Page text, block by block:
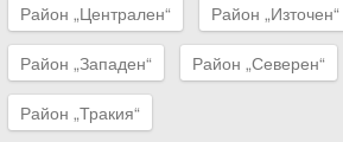
Район „Централен“ Район „Източен“
Район „Западен“ Район „Северен“
Район „Тракия“